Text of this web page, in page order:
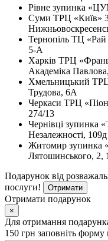
Рівне зупинка
Суми ТРЦ «Київ»
Тернопіль ТЦ «Рай
5-А
Харків ТРЦ
Академіка
Хмельницький
Трудова, 6А
Черкаси ТРЦ
274/13
Чернівці зупинка
Незалежності, 109д
Житомир зупинка
Лятошинського, 2,
Подарунок від
послуги!
Отримати
Отримати подарунок
×
Для отримання
150 грн заповніть